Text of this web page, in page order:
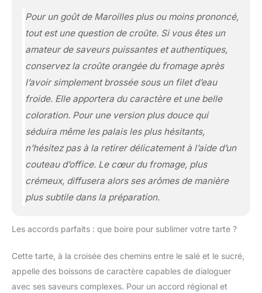
Pour un goût de Maroilles plus ou moins prononcé,
tout est une question de croûte. Si vous êtes un
amateur de saveurs puissantes et authentiques,
conservez la croûte orangée du fromage après
l’avoir simplement brossée sous un filet d’eau
froide. Elle apportera du caractère et une belle
coloration. Pour une version plus douce qui
séduira même les palais les plus hésitants,
n’hésitez pas à la retirer délicatement à l’aide d’un
couteau d’office. Le cœur du fromage, plus
crémeux, diffusera alors ses arômes de manière
plus subtile dans la préparation.
Les accords parfaits : que boire pour sublimer votre tarte ?
Cette tarte, à la croisée des chemins entre le salé et le sucré,
appelle des boissons de caractère capables de dialoguer
avec ses saveurs complexes. Pour un accord régional et